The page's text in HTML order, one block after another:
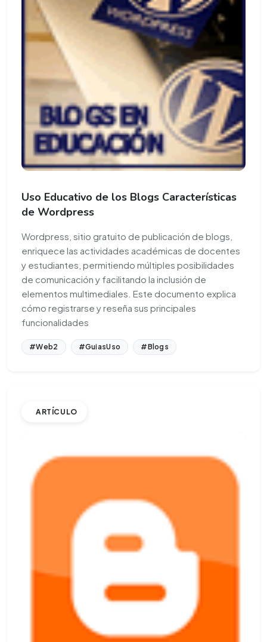
Uso Educativo de los Blogs Características
de Wordpress
Wordpress, sitio gratuito de publicación de blogs,
enriquece las actividades académicas de docentes
y estudiantes, permitiendo múltiples posibilidades
de comunicación y facilitando la inclusión de
elementos multimediales. Este documento explica
cómo registrarse y reseña sus principales
funcionalidades
#Web2 #GuiasUso #Blogs
ARTÍCULO